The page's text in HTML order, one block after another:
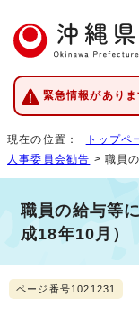
緊急情報がありま
現在の位置： トップペ
人事委員会勧告 > 職員
職員の給与等
成18年10月）
ページ番号1021231